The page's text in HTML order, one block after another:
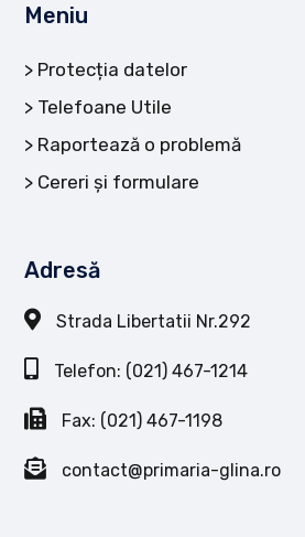
Meniu
Protecția datelor
Telefoane Utile
Raportează o problemă
Cereri și formulare
Adresă
Strada Libertatii Nr.292
Telefon: (021) 467-1214
Fax: (021) 467-1198
contact@primaria-glina.ro